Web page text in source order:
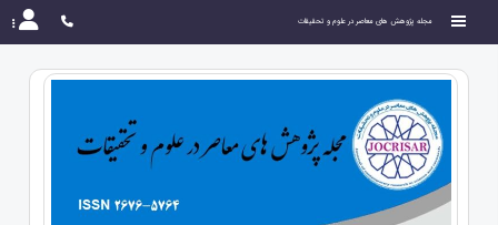
مجله پژوهش های معاصر در علوم و تحقیقات